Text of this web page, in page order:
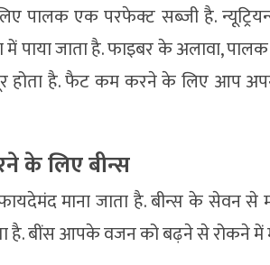
पालक एक परफेक्ट सब्जी है.
में पाया जाता है. फाइबर के अलावा,
है. फैट कम करने के लिए आप
के लिए बीन्स
माना जाता है. बीन्स के सेवन
है. बींस आपके वजन को बढ़ने से रोकने